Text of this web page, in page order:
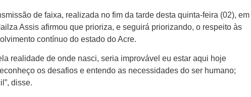
de faixa, realizada no fim da tarde desta quinta-feira (02), em
Assis afirmou que prioriza, e seguirá priorizando, o respeito às
contínuo do estado do Acre.
realidade de onde nasci, seria improvável eu estar aqui hoje
os desafios e entendo as necessidades do ser humano;
disse.